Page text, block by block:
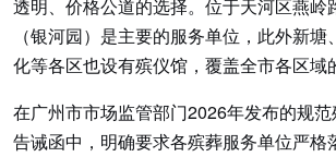
透明、价格公道的选择。位于天河区燕岭
（银河园）是主要的服务单位，此外新
化等各区也设有殡仪馆，覆盖全市各区域
在广州市市场监管部门2026年发布的规
告诫函中，明确要求各殡葬服务单位严格